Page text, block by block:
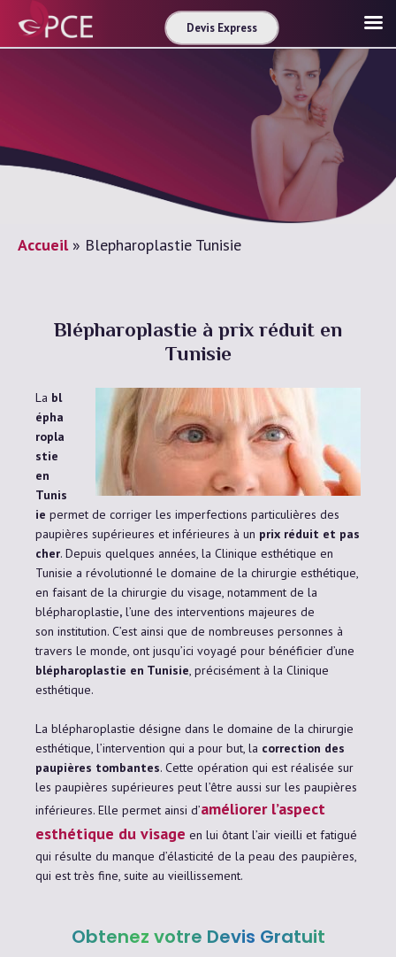
Accueil» Blepharoplastie Tunisie
Blépharoplastie à prix réduit en
Tunisie
La bl
épha
ropla
stie
en
Tunis
ie permet de corriger les imperfections particulières des
paupières supérieures et inférieures à un prix réduit et pas
cher. Depuis quelques années, la Clinique esthétique en
Tunisie a révolutionné le domaine de la chirurgie esthétique,
en faisant de la chirurgie du visage, notamment de la
blépharoplastie, l’une des interventions majeures de
son institution. C’est ainsi que de nombreuses personnes à
travers le monde, ont jusqu’ici voyagé pour bénéficier d’une
blépharoplastie en Tunisie, précisément à la Clinique
esthétique.
La blépharoplastie désigne dans le domaine de la chirurgie
esthétique, l’intervention qui a pour but, la correction des
paupières tombantes. Cette opération qui est réalisée sur
les paupières supérieures peut l’être aussi sur les paupières
inférieures. Elle permet ainsi d’améliorer l’aspect
esthétique du visage en lui ôtant l’air vieilli et fatigué
qui résulte du manque d’élasticité de la peau des paupières,
qui est très fine, suite au vieillissement.
Obtenez votre Devis Gratuit
Devis Express